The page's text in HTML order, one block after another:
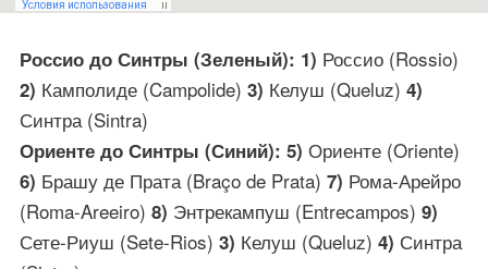
Россио до Синтры (Зеленый): 1) Россио (Rossio)
2) Камполиде (Campolide) 3) Келуш (Queluz) 4)
Синтра (Sintra)
Ориенте до Синтры (Синий): 5) Ориенте (Oriente)
6) Брашу де Прата (Braço de Prata) 7) Рома-Арейро
(Roma-Areeiro) 8) Энтрекампуш (Entrecampos) 9)
Сете-Риуш (Sete-Rios) 3) Келуш (Queluz) 4) Синтра